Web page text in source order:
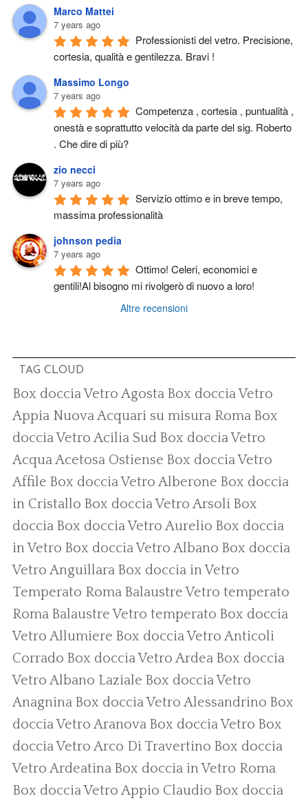
Marco Mattei
7 years ago
Professionisti del vetro. Precisione,
cortesia, qualità e gentilezza. Bravi !
Massimo Longo
7 years ago
Competenza , cortesia , puntualità ,
onestà e soprattutto velocità da parte del sig. Roberto
. Che dire di più?
zio necci
7 years ago
Servizio ottimo e in breve tempo,
massima professionalità
johnson pedia
7 years ago
Ottimo! Celeri, economici e
gentili!Al bisogno mi rivolgerò di nuovo a loro!
Altre recensioni
TAG CLOUD
Box doccia Vetro Agosta Box doccia Vetro
Appia NuovaAcquari su misura Roma Box
doccia Vetro Acilia Sud Box doccia Vetro
Acqua Acetosa Ostiense Box doccia Vetro
Affile Box doccia Vetro Alberone Box doccia
in Cristallo Box doccia Vetro Arsoli Box
doccia Box doccia Vetro Aurelio Box doccia
in Vetro Box doccia Vetro Albano Box doccia
Vetro Anguillara Box doccia in Vetro
Temperato Roma Balaustre Vetro temperato
Roma Balaustre Vetro temperato Box doccia
Vetro Allumiere Box doccia Vetro Anticoli
Corrado Box doccia Vetro Ardea Box doccia
Vetro Albano Laziale Box doccia Vetro
Anagnina Box doccia Vetro Alessandrino Box
doccia Vetro Aranova Box doccia Vetro Box
doccia Vetro Arco Di Travertino Box doccia
Vetro Ardeatina Box doccia in Vetro Roma
Box doccia Vetro Appio Claudio Box doccia